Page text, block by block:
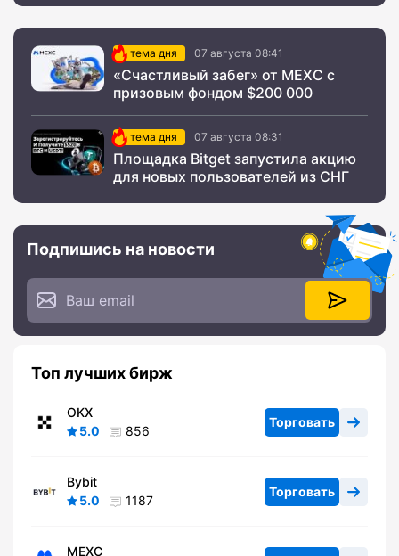
тема дня 07 августа 08:41
«Счастливый забег» от MEXC с
призовым фондом $200 000
тема дня 07 августа 08:31
Площадка Bitget запустила акцию
для новых пользователей из СНГ
Подпишись на новости
Топ лучших бирж
OKX
5.0
856
Торговать
Bybit
5.0
1187
Торговать
MEXC